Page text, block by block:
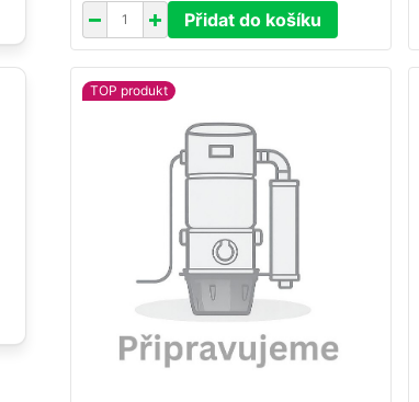
Přidat do košíku
TOP produkt